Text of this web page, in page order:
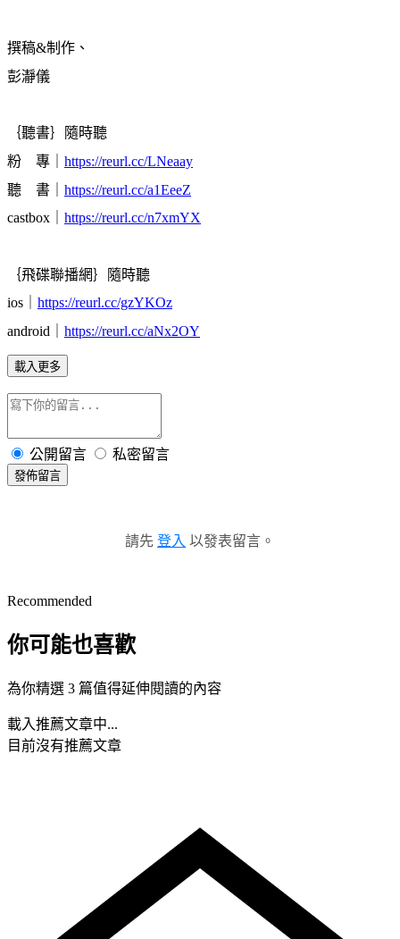
撰稿&制作、
彭瀞儀
｛聽書｝隨時聽
粉 專｜ https://reurl.cc/LNeaay
聽 書｜ https://reurl.cc/a1EeeZ
castbox｜ https://reurl.cc/n7xmYX
｛飛碟聯播網｝隨時聽
ios｜ https://reurl.cc/gzYKOz
android｜ https://reurl.cc/aNx2OY
載入更多
公開留言 私密留言
發佈留言
請先 登入 以發表留言。
Recommended
你可能也喜歡
為你精選 3 篇值得延伸閱讀的內容
載入推薦文章中...
目前沒有推薦文章